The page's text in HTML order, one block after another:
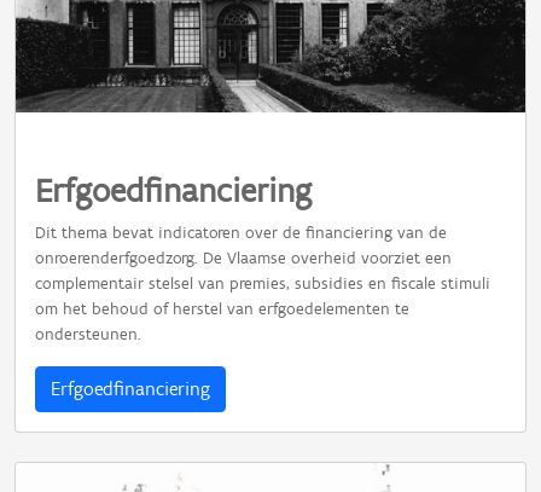
Erfgoedfinanciering
Dit thema bevat indicatoren over de financiering van de
onroerenderfgoedzorg. De Vlaamse overheid voorziet een
complementair stelsel van premies, subsidies en fiscale stimuli
om het behoud of herstel van erfgoedelementen te
ondersteunen.
Erfgoedfinanciering